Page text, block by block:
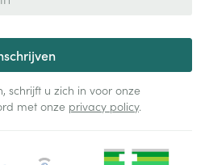
schrijft u zich in voor onze
met onze privacy policy.